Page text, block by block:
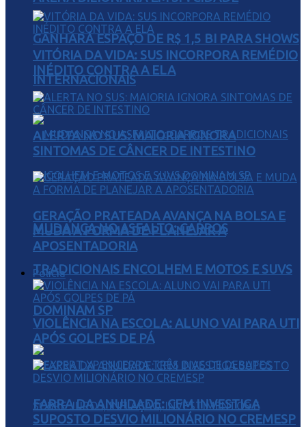
GANHARÁ ESPAÇO DE R$ 1,5 BI PARA SHOWS
INTERNACIONAIS
MUDANÇA NO ASFALTO: CARROS
TRADICIONAIS ENCOLHEM E MOTOS E SUVS
DOMINAM SP
VITÓRIA DA VIDA: SUS INCORPORA REMÉDIO
INÉDITO CONTRA A ELA
ALERTA NO SUS: MAIORIA IGNORA
SINTOMAS DE CÂNCER DE INTESTINO
GERAÇÃO PRATEADA AVANÇA NA BOLSA E
MUDA A FORMA DE PLANEJAR A
APOSENTADORIA
Polícia
VIOLÊNCIA NA ESCOLA: ALUNO VAI PARA UTI
APÓS GOLPES DE PÁ
FARRA DA ANUIDADE: CFM INVESTIGA
SUPOSTO DESVIO MILIONÁRIO NO CREMESP